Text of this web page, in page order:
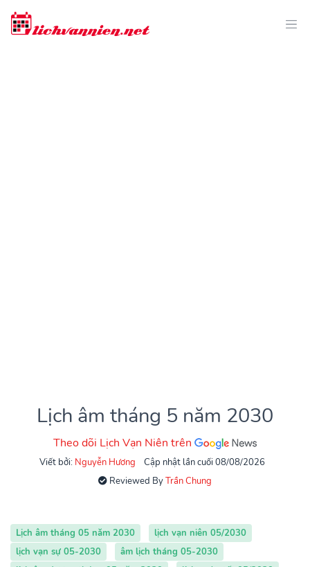
Lịch âm tháng 5 năm 2030
Theo dõi Lịch Vạn Niên trên
Viết bởi: Nguyễn Hương
Cập nhật lần cuối 08/08/2026
Reviewed ByTrần Chung
Lịch âm tháng 05 năm 2030
lịch vạn niên 05/2030
lịch vạn sự 05-2030
âm lịch tháng 05-2030